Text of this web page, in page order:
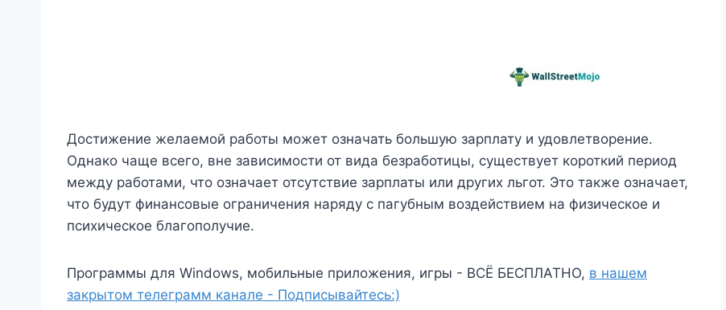
Достижение желаемой работы может означать большую зарплату и удовлетворение.
Однако чаще всего, вне зависимости от вида безработицы, существует короткий период
между работами, что означает отсутствие зарплаты или других льгот. Это также означает,
что будут финансовые ограничения наряду с пагубным воздействием на физическое и
психическое благополучие.
Программы для Windows, мобильные приложения, игры - ВСЁ БЕСПЛАТНО, в нашем
закрытом телеграмм канале - Подписывайтесь:)